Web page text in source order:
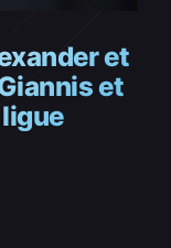
et
et